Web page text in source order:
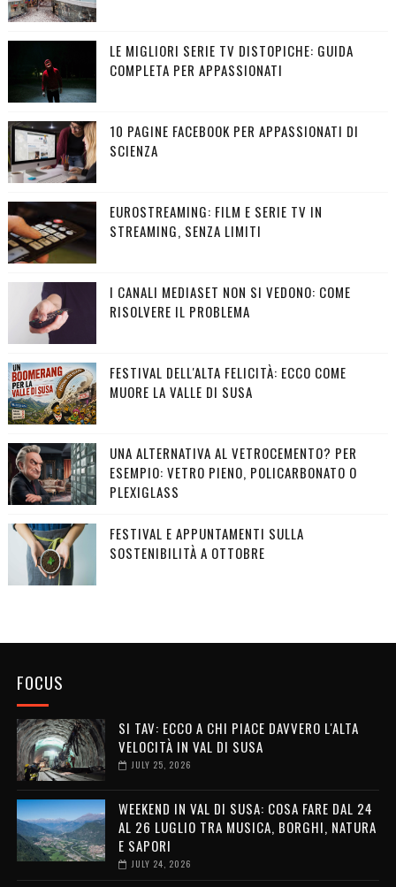
LE MIGLIORI SERIE TV DISTOPICHE: GUIDA
COMPLETA PER APPASSIONATI
10 PAGINE FACEBOOK PER APPASSIONATI DI
SCIENZA
EUROSTREAMING: FILM E SERIE TV IN
STREAMING, SENZA LIMITI
I CANALI MEDIASET NON SI VEDONO: COME
RISOLVERE IL PROBLEMA
FESTIVAL DELL'ALTA FELICITÀ: ECCO COME
MUORE LA VALLE DI SUSA
UNA ALTERNATIVA AL VETROCEMENTO? PER
ESEMPIO: VETRO PIENO, POLICARBONATO O
PLEXIGLASS
FESTIVAL E APPUNTAMENTI SULLA
SOSTENIBILITÀ A OTTOBRE
FOCUS
SI TAV: ECCO A CHI PIACE DAVVERO L'ALTA
VELOCITÀ IN VAL DI SUSA
JULY 25, 2026
WEEKEND IN VAL DI SUSA: COSA FARE DAL 24
AL 26 LUGLIO TRA MUSICA, BORGHI, NATURA
E SAPORI
JULY 24, 2026